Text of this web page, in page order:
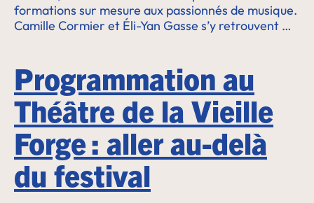
formations sur mesure aux passionnés de musique.
Camille Cormier et Éli-Yan Gasse s’y retrouvent …
Programmation au
Théâtre de la Vieille
Forge : aller au-delà
du festival